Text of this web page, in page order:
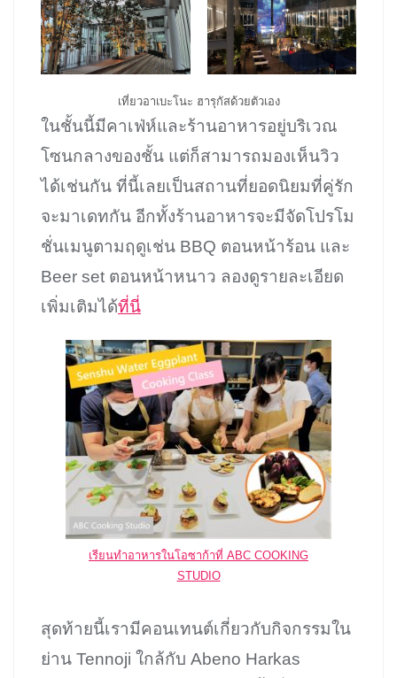
เที่ยวอาเบะโนะ ฮารุกัสด้วยตัวเอง
ในชั้นนี้มีคาเฟ่ห์และร้านอาหารอยู่บริเวณ
โซนกลางของชั้น แต่ก็สามารถมองเห็นวิว
ได้เช่นกัน ที่นี้เลยเป็นสถานที่ยอดนิยมที่คู่รัก
จะมาเดทกัน อีกทั้งร้านอาหารจะมีจัดโปรโม
ชั่นเมนูตามฤดูเช่น BBQ ตอนหน้าร้อน และ
Beer set ตอนหน้าหนาว ลองดูรายละเอียด
เพิ่มเติมได้ที่นี่
เรียนทำอาหารในโอซาก้าที่ ABC COOKING
STUDIO
สุดท้ายนี้เรามีคอนเทนต์เกี่ยวกับกิจกรรมใน
ย่าน Tennoji ใกล้กับ Abeno Harkas